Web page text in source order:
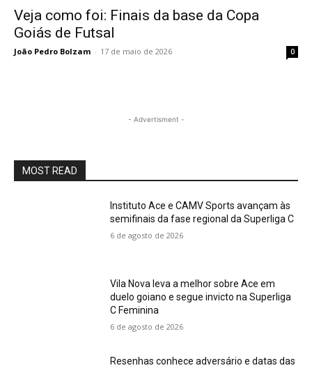
Veja como foi: Finais da base da Copa
Goiás de Futsal
João Pedro Bolzam - 17 de maio de 2026 0
- Advertisment -
MOST READ
Instituto Ace e CAMV Sports avançam às
semifinais da fase regional da Superliga C
6 de agosto de 2026
Vila Nova leva a melhor sobre Ace em
duelo goiano e segue invicto na Superliga
C Feminina
6 de agosto de 2026
Resenhas conhece adversário e datas das